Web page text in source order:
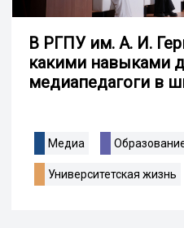
В РГПУ им. А. И.
какими навыками
медиапедагоги в
Медиа
Университетская жизнь